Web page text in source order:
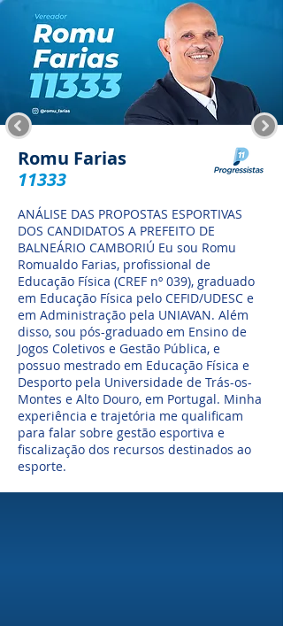
11333
Romu Farias
ANÁLISE DAS PROPOSTAS ESPORTIVAS
DOS CANDIDATOS A PREFEITO DE
BALNEÁRIO CAMBORIÚ Eu sou Romu
Romualdo Farias, profissional de
Educação Física (CREF nº 039), graduado
em Educação Física pelo CEFID/UDESC e
em Administração pela UNIAVAN. Além
disso, sou pós-graduado em Ensino de
Jogos Coletivos e Gestão Pública, e
possuo mestrado em Educação Física e
Desporto pela Universidade de Trás-os-
Montes e Alto Douro, em Portugal. Minha
experiência e trajetória me qualificam
para falar sobre gestão esportiva e
fiscalização dos recursos destinados ao
esporte.